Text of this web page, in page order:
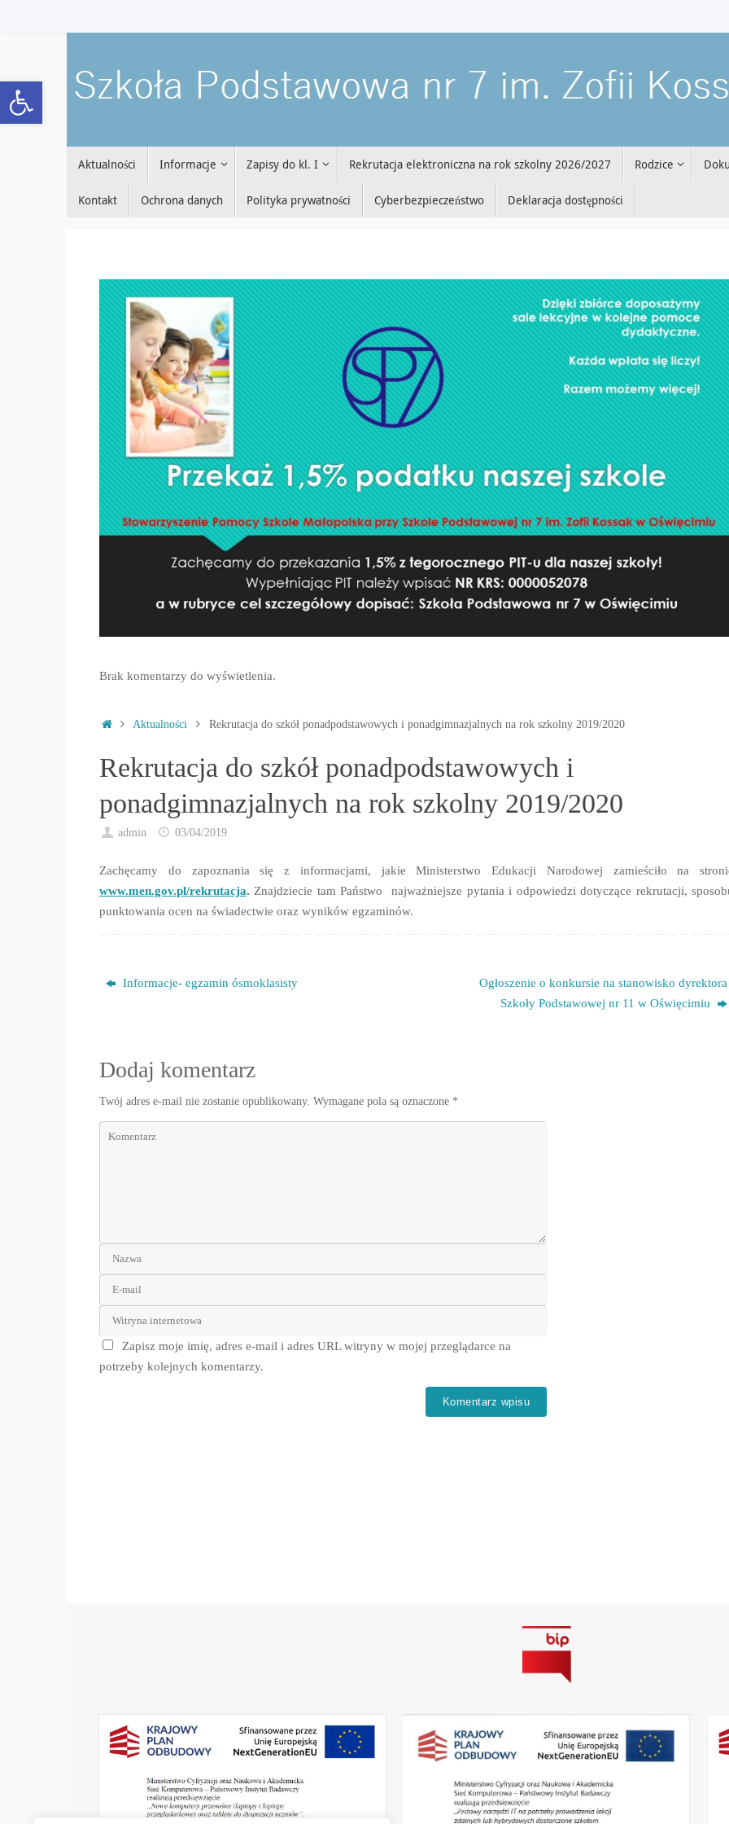
Open toolbar
Aktualności Informacje Zapisy do kl. I Rekrutacja elektroniczna na rok szkolny 2026/2027 Rodzice
Kontakt Ochrona danych Polityka prywatności Cyberbezpieczeństwo Deklaracja dostępności
Brak komentarzy do wyświetlenia.
StronaAktualności Rekrutacja do szkół ponadpodstawowych i ponadgimnazjalnych na rok szkolny 2019/2020
Rekrutacja do szkół ponadpodstawowych i
ponadgimnazjalnych na rok szkolny 2019/2020
admin 03/04/2019
Zachęcamy do zapoznania się z informacjami, jakieMinisterstwo Edukacji Narodowej zamieściło na
www.men.gov.pl/rekrutacja. Znajdziecie tam Państwo najważniejsze pytania i odpowiedzi dotyczące rekrutacji,
punktowania ocen na świadectwie oraz wyników egzaminów.
Informacje- egzamin ósmoklasisty
Ogłoszenie o konkursie na stanowisko dyrektora
Szkoły Podstawowej nr 11 w Oświęcimiu
Dodaj komentarz
Twój adres e-mail nie zostanie opublikowany. Wymagane pola są oznaczone *
Zapisz moje imię, adres e-mail i adres URL witryny w mojej przeglądarce na
potrzeby kolejnych komentarzy.